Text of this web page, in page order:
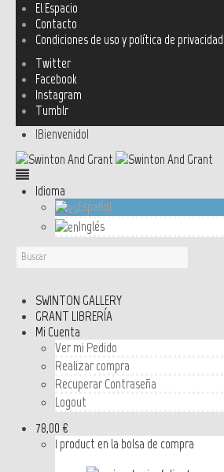
El Espacio
Contacto
Condiciones de uso y política de privacidad
Twitter
Facebook
Instagram
Tumblr
!Bienvenido!
Idioma
Español
Inglés
SWINTON GALLERY
GRANT LIBRERÍA
Mi Cuenta
Ver mi Pedido
Realizar compra
Recuperar Contraseña
Logout
78,00 €
1 product en la bolsa de compra